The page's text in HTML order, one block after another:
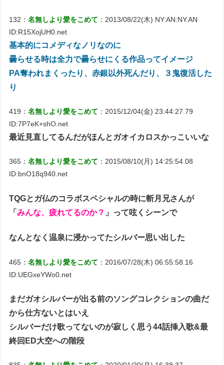
132：名無しより愛をこめて ：2013/08/22(木) NY:AN:NY.AN
ID:R15XojUH0.net
基本的にコメディなノリなのに
曇らせる時は全力で曇らせにくる作品ってイメージ
PA奪われまくったり、赤銀以外死んだり、３鬼復活した
り
419：名無しより愛をこめて ：2015/12/04(金) 23:44:27.79
ID:7P7eK+shO.net
最近見直してるんだがほんとガオイカロスかっこいいな
365：名無しより愛をこめて ：2015/08/10(月) 14:25:54.08
ID:bnO18q940.net
TQGとガ仏のコラボスペシャルの時に斬月兄さんが
「みんな、疲れてるのか？ 」って呟くシーンで
なんとなく温泉に浸かってたシルバー思い出した
465：名無しより愛をこめて ：2016/07/28(木) 06:55:58.16
ID:UEGxeYWo0.net
まだガオシルバーが出る前のソングコレクションの曲だ
から仕方ないとはいえ
シルバーだけ歌ってないのが寂しく思う44話挿入歌&最
終回ED大空への階段